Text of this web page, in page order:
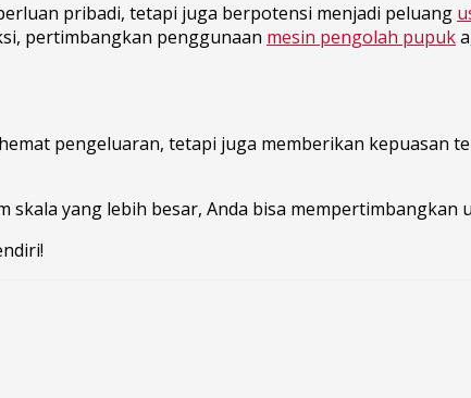
pribadi, tetapi juga berpotensi menjadi peluang
pertimbangkan penggunaan mesin pengolah pupuk
pengeluaran, tetapi juga memberikan kepuasan
skala yang lebih besar, Anda bisa mempertimbangkan